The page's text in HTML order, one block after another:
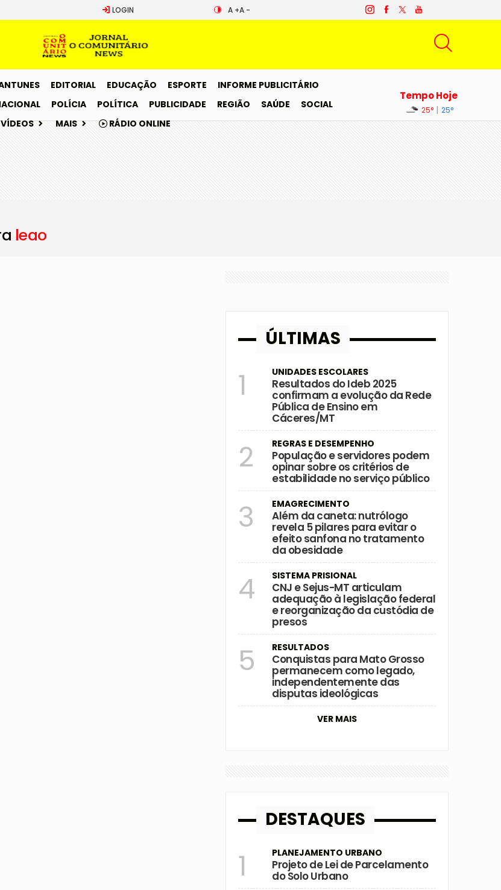
LOGIN A +A -
EDITORIAL EDUCAÇÃO ESPORTE
INFORME PUBLICITÁRIO
POLÍCIA POLÍTICA PUBLICIDADE REGIÃO SAÚDE
SOCIAL
VÍDEOS MAIS RÁDIO ONLINE
Tempo Hoje
25° | 25°
leao
ÚLTIMAS
1 UNIDADES ESCOLARES
Resultados do Ideb 2025
confirmam a evolução da Rede
Pública de Ensino em
Cáceres/MT
2 REGRAS E DESEMPENHO
População e servidores podem
opinar sobre os critérios de
estabilidade no serviço público
3 EMAGRECIMENTO
Além da caneta: nutrólogo
revela 5 pilares para evitar o
efeito sanfona no tratamento
da obesidade
4 SISTEMA PRISIONAL
CNJ e Sejus-MT articulam
adequação à legislação federal
e reorganização da custódia de
presos
5 RESULTADOS
Conquistas para Mato Grosso
permanecem como legado,
independentemente das
disputas ideológicas
VER MAIS
DESTAQUES
1 PLANEJAMENTO URBANO
Projeto de Lei de Parcelamento
do Solo Urbano